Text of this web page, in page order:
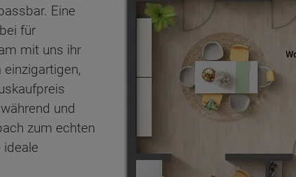
Eine
für
mit uns ihr
und
zum echten